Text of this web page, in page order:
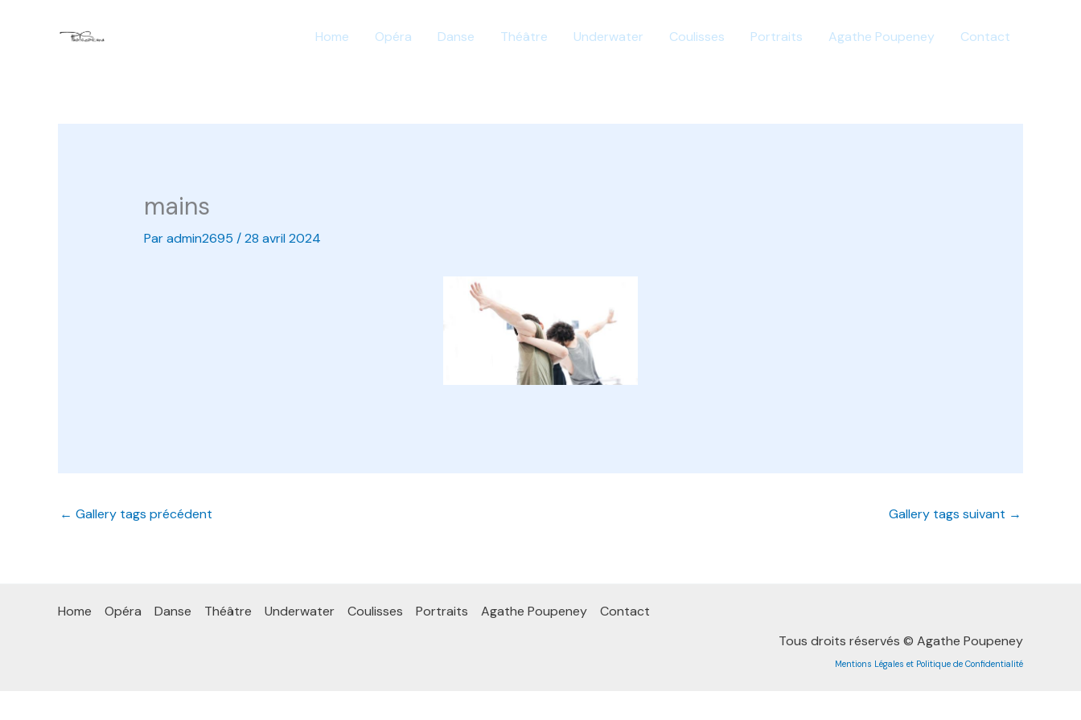
Home Opéra Danse Théâtre Underwater Coulisses Portraits Agathe Poupeney Contact
mains
Paradmin2695 /28 avril 2024
← Gallery tags précédent Gallery tags suivant →
Home Opéra Danse Théâtre Underwater Coulisses Portraits Agathe Poupeney
Contact
Tous droits réservés © Agathe Poupeney
Mentions Légales et Politique de Confidentialité